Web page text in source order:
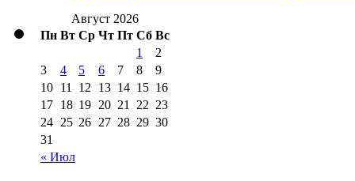
Август 2026
Пн Вт Ср Чт Пт Сб Вс
« Июл
1
2
3
4 5 6 7 8
9
10 11 12 13 14 15 16
17 18 19 20 21 22 23
24 25 26 27 28 29 30
31